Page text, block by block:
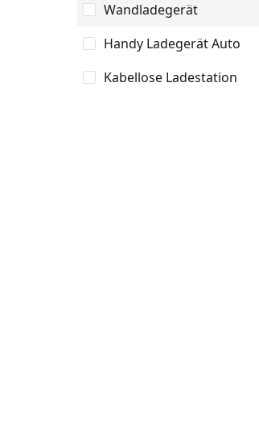
Wandladegerät
Handy Ladegerät Auto
Kabellose Ladestation